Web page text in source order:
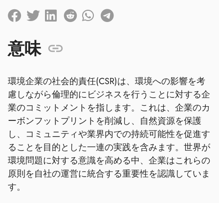
意味
環境企業の社会的責任(CSR)は、環境への影響を考
慮しながら倫理的にビジネスを行うことに対する企
業のコミットメントを指します。これは、企業のカ
ーボンフットプリントを削減し、自然資源を保護
し、コミュニティや業界内での持続可能性を促進す
ることを目的とした一連の実践を含みます。世界が
環境問題に対する意識を高める中、企業はこれらの
原則を自社の運営に統合する重要性を認識していま
す。